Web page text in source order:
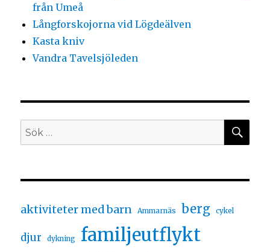
från Umeå
Långforskojorna vid Lögdeälven
Kasta kniv
Vandra Tavelsjöleden
aktiviteter med barn Ammarnäs berg cykel
djur dykning familjeutflykt